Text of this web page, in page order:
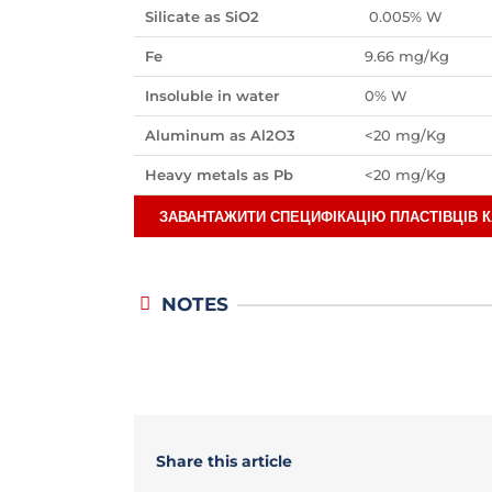
Silicate as SiO2 0.005% W
Fe 9.66 mg/Kg
Insoluble in water 0% W
Aluminum as Al2O3 <20 mg/Kg
Heavy metals as Pb <20 mg/Kg
ЗАВАНТАЖИТИ СПЕЦИФІКАЦІЮ ПЛАСТІВЦІВ
NOTES
Share this article